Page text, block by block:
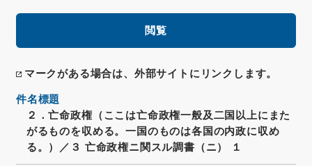
閲覧
マークがある場合は、外部サイトにリンクします。
件名標題
２．亡命政権（ここは亡命政権一般及二国以上にまた
がるものを収める。一国のものは各国の内政に収め
る。）／３ 亡命政権ニ関スル調書（ニ） １